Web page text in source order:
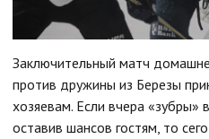
Заключительный матч
против дружины из Березы
хозяевам. Если вчера «зубры»
оставив шансов гостям, то